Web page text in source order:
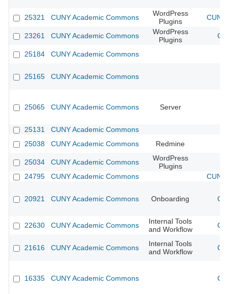
25321 CUNY Academic Commons
WordPress
Plugins
23261 CUNY Academic Commons
WordPress
Plugins
25184 CUNY Academic Commons
25165 CUNY Academic Commons
25065 CUNY Academic Commons Server
25131
CUNY Academic Commons
25038
CUNY Academic Commons Redmine
25034 CUNY Academic Commons
WordPress
Plugins
24795
CUNY Academic Commons
20921 CUNY Academic Commons Onboarding
22630 CUNY Academic Commons
Internal Tools
and Workflow
21616 CUNY Academic Commons
Internal Tools
and Workflow
16335 CUNY Academic Commons